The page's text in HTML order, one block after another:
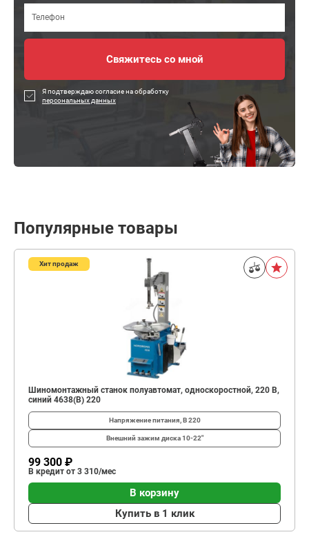
Я подтверждаю согласие на обработку
персональных данных
Популярные товары
Хит продаж
Шиномонтажный станок полуавтомат, односкоростной, 220 В,
синий 4638(B) 220
Напряжение питания, В220
Внешний зажим диска10-22"
99 300 ₽
В кредит от 3 310/мес
В корзину
Купить в 1 клик